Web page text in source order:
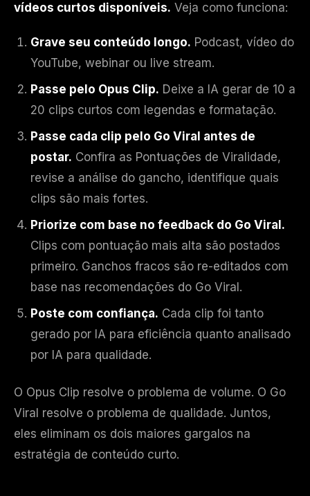
vídeos curtos disponíveis. Veja como funciona:
Grave seu conteúdo longo. Podcast, vídeo do
YouTube, webinar ou live stream.
Passe pelo Opus Clip. Deixe a IA gerar de 10 a
20 clips curtos com legendas e formatação.
Passe cada clip pelo Go Viral antes de
postar. Confira as Pontuações de Viralidade,
revise a análise do gancho, identifique quais
clips são mais fortes.
Priorize com base no feedback do Go Viral.
Clips com pontuação mais alta são postados
primeiro. Ganchos fracos são re-editados com
base nas recomendações do Go Viral.
Poste com confiança. Cada clip foi tanto
gerado por IA para eficiência quanto analisado
por IA para qualidade.
O Opus Clip resolve o problema de volume. O Go
Viral resolve o problema de qualidade. Juntos,
eles eliminam os dois maiores gargalos na
estratégia de conteúdo curto.